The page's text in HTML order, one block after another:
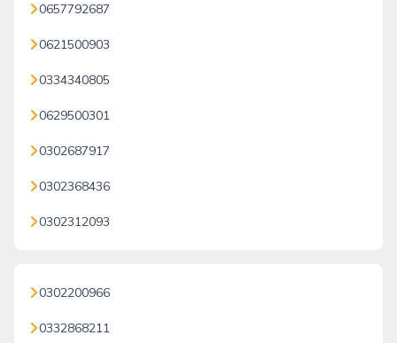
0657792687
0621500903
0334340805
0629500301
0302687917
0302368436
0302312093
0302200966
0332868211